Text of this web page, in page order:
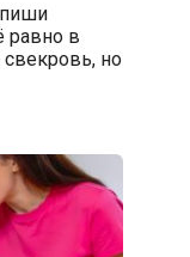
равно в
свекровь, но